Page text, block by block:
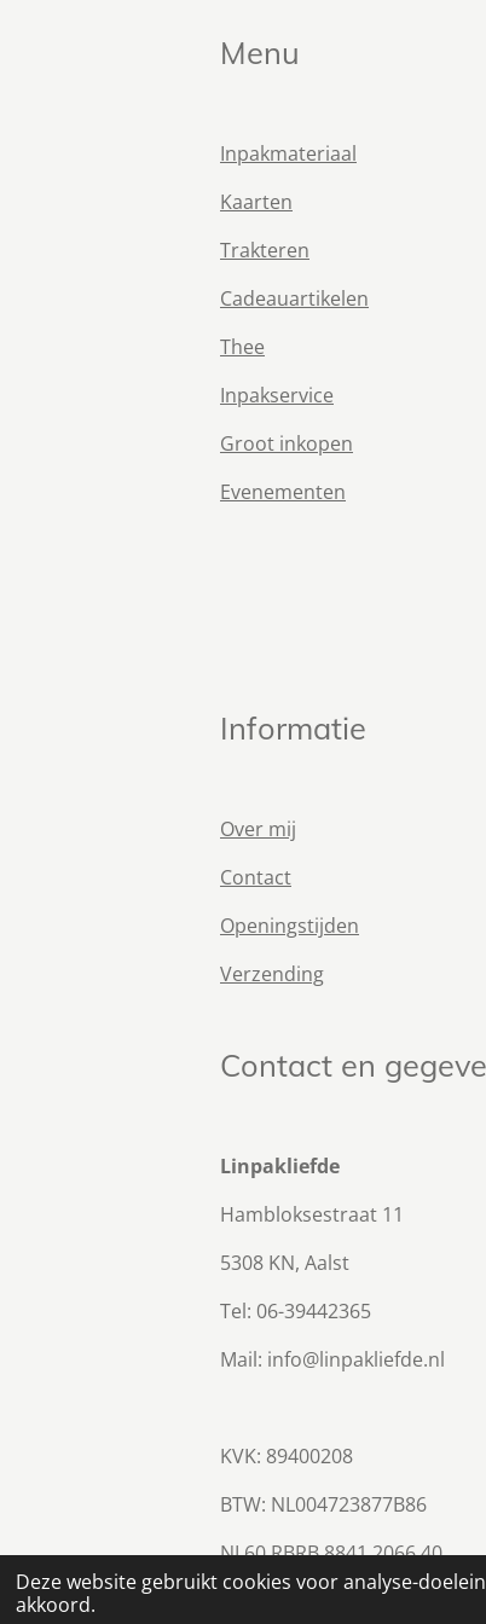
Deze website gebruikt cookies voor analyse-
akkoord.
Menu
Inpakmateriaal
Kaarten
Trakteren
Cadeauartikelen
Thee
Inpakservice
Groot inkopen
Evenementen
Informatie
Over mij
Contact
Openingstijden
Verzending
Contact en
Linpakliefde
Hambloksestraat 11
5308 KN, Aalst
Tel: 06-39442365
Mail: info@linpakliefde.nl
KVK: 89400208
BTW: NL004723877B86
NL60 RBRB 8841 2066 40
© 2023 - 2026 Linpakliefde